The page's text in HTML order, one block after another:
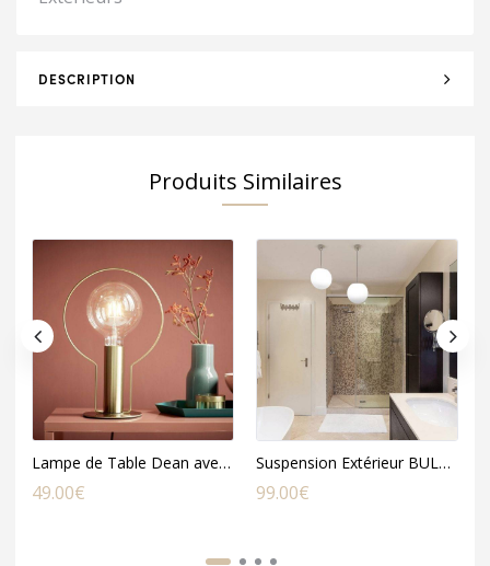
DESCRIPTION
Produits Similaires
Lampe de Table Dean avec Halo en Métal Doré
49.00€
Suspension Extérieur BULY en Polyéthylène Blanc
99.00€